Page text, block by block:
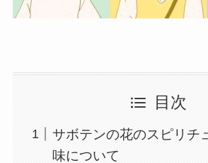
目次
サボテンの花のスピリチ
味について